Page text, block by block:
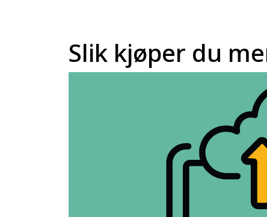
Slik kjøper du